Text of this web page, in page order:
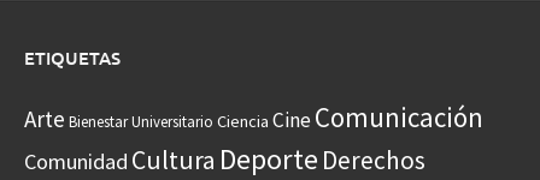
ETIQUETAS
Arte Bienestar Universitario Ciencia CineComunicación
Comunidad Cultura Deporte Derechos